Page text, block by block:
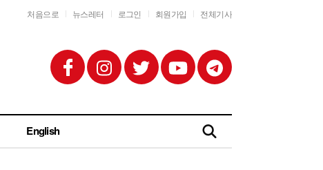
처음으로 뉴스레터 로그인 회원가입 전체기사
English